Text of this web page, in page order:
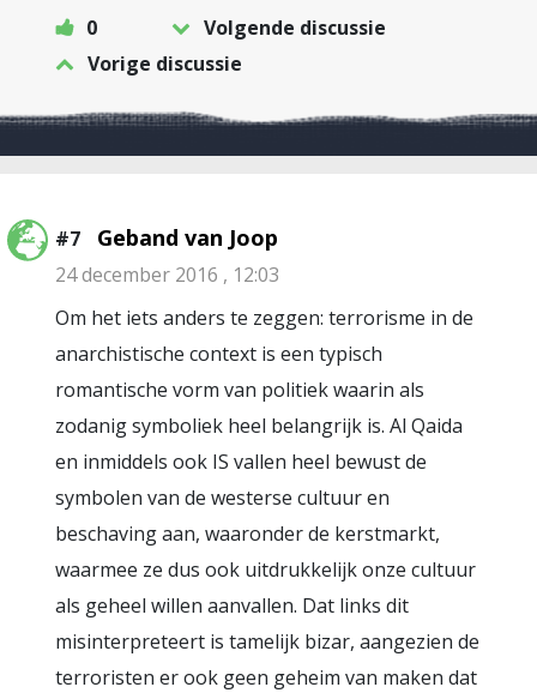
0
Volgende discussie
Vorige discussie
#7 Geband van Joop
24 december 2016 , 12:03
Om het iets anders te zeggen: terrorisme in de
anarchistische context is een typisch
romantische vorm van politiek waarin als
zodanig symboliek heel belangrijk is. Al Qaida
en inmiddels ook IS vallen heel bewust de
symbolen van de westerse cultuur en
beschaving aan, waaronder de kerstmarkt,
waarmee ze dus ook uitdrukkelijk onze cultuur
als geheel willen aanvallen. Dat links dit
misinterpreteert is tamelijk bizar, aangezien de
terroristen er ook geen geheim van maken dat